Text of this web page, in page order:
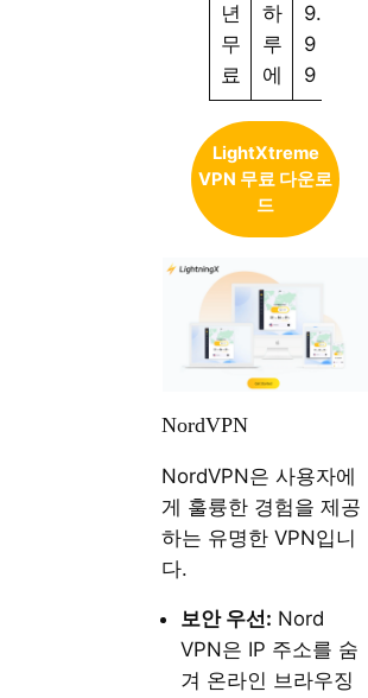
년
무
료
하
루
에
9.
9
9
LightXtreme
VPN 무료 다운로
드
NordVPN
NordVPN은 사용자에
게 훌륭한 경험을 제공
하는 유명한 VPN입니
다.
보안 우선: Nord
VPN은 IP 주소를 숨
겨 온라인 브라우징